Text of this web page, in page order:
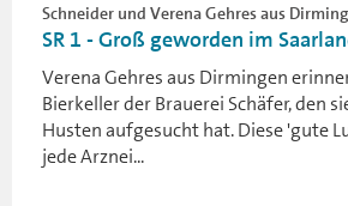
Schneider und Verena Gehres aus
SR 1 - Groß geworden im
Verena Gehres aus Dirmingen
Bierkeller der Brauerei Schäfer, den
Husten aufgesucht hat. Diese 'gute
jede Arznei...